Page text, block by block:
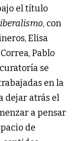
el título
, con
Elisa
Pablo
se
en la
dejar atrás el
a pensar
de